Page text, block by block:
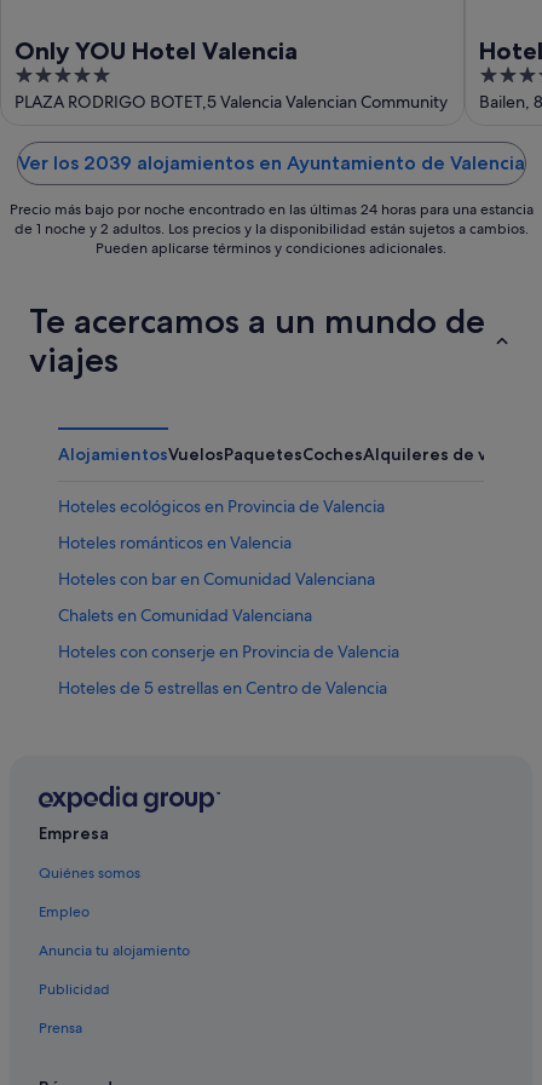
Only YOU Hotel Valencia
5
out
5
PLAZA RODRIGO BOTET,5 Valencia Valencian Community
4
out
Bailen,
Ver los 2039 alojamientos en Ayuntamiento de Valencia
Precio más bajo por noche encontrado en las últimas 24 horas para una estancia
de 1 noche y 2 adultos. Los precios y la disponibilidad están sujetos a cambios.
Pueden aplicarse términos y condiciones adicionales.
Te acercamos a un mundo de
viajes
AlojamientosVuelosPaquetesCochesAlquileres de
Hoteles ecológicos en Provincia de Valencia
Hoteles románticos en Valencia
Hoteles con bar en Comunidad Valenciana
Chalets en Comunidad Valenciana
Hoteles con conserje en Provincia de Valencia
Hoteles de 5 estrellas en Centro de Valencia
Hoteles LGTBQIA en Valencia
Chalets en Valencia
Casas privadas de vacaciones en Comunidad Valenciana
Hoteles con wifi en Comunidad Valenciana
Hoteles de aventura en Provincia de Valencia
Empresa
Quiénes somos
Empleo
Anuncia tu alojamiento
Publicidad
Prensa